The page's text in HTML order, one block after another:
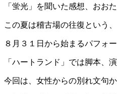
「蛍光」を聞いた感想、おお
この夏は稽古場の往復という
８月３１日から始まるパフォ
「ハートランド」では脚本、
今回は、女性からの別れ文句か